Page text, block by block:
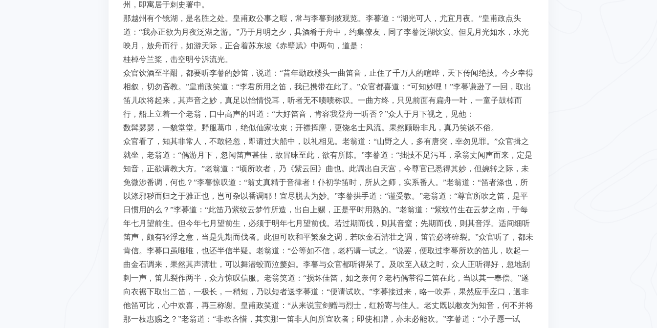
州，即寓居于刺史署中。
那越州有个镜湖，是名胜之处。皇甫政公事之暇，常与李謩到彼观览。李謩道：“湖光可人，尤宜月夜。”皇甫政点头
道：“我亦正欲为月夜泛湖之游。”乃于月明之夕，具酒肴于舟中，约集僚友，同了李謩泛湖饮宴。但见月光如水，水光
映月，放舟而行，如游天际，正合着苏东坡《赤壁赋》中两句，道是：
桂棹兮兰桨，击空明兮泝流光。
众官饮酒至半酣，都要听李謩的妙笛，说道：“昔年勤政楼头一曲笛音，止住了千万人的喧哗，天下传闻绝技。今夕幸得
相叙，切勿吝教。”皇甫政笑道：“李君所用之笛，我已携带在此了。”众官都喜道：“可知妙哩！”李謩谦逊了一回，取出
笛儿吹将起来，其声音之妙，真足以怡情悦耳，听者无不啧啧称叹。一曲方终，只见前面有扁舟一叶，一童子鼓棹而
行，船上立着一个老翁，口中高声的叫道：“大好笛音，肯容我登舟一听否？”众人于月下视之，见他：
数髯瑟瑟，一貌堂堂。野服葛巾，绝似仙家妆束；开襟挥麈，更饶名士风流。果然顾盼非凡，真乃笑谈不俗。
众官看了，知其非常人，不敢轻忽，即请过大船中，以礼相见。老翁道：“山野之人，多有唐突，幸勿见罪。”众官揖之
就坐，老翁道：“偶游月下，忽闻笛声甚佳，故冒昧至此，欲有所陈。”李謩道：“拙技不足污耳，承翁丈闻声而来，定是
知音，正欲请教大方。”老翁道：“顷所吹者，乃《紫云回》曲也。此调出自天宫，今尊官已悉得其妙，但婉转之际，未
免微涉番调，何也？”李謩惊叹道：“翁丈真精于音律者！仆初学笛时，所从之师，实系番人。”老翁道：“笛者涤也，所
以涤邪秽而归之于雅正也，岂可杂以番调耶！宜尽脱去为妙。”李謩拱手道：“谨受教。”老翁道：“尊官所吹之笛，是平
日惯用的么？”李謩道：“此笛乃紫纹云梦竹所造，出自上赐，正是平时用熟的。”老翁道：“紫纹竹生在云梦之南，于每
年七月望前生。但今年七月望前生，必须于明年七月望前伐。若过期而伐，则其音窒；先期而伐，则其音浮。适间细听
笛声，颇有轻浮之意，当是先期而伐者。此但可吹和平繁縻之调，若吹金石清壮之调，笛管必将碎裂。”众官听了，都未
肯信。李謩口虽唯唯，也还半信半疑。老翁道：“公等如不信，老朽请一试之。”说罢，便取过李謩所吹的笛儿，吹起一
曲金石调来，果然其声清壮，可以舞潜蛟而泣嫠妇。李謩与众官都听得呆了。及吹至入破之时，众人正听得好，忽地刮
剌一声，笛儿裂作两半，众方惊叹信服。老翁笑道：“损坏佳笛，如之奈何？老朽偶带得二笛在此，当以其一奉偿。”遂
向衣裾下取出二笛，一极长，一稍短，乃以短者送李謩道：“便请试吹。”李謩接过来，略一吹弄，果然应手应口，迥非
他笛可比，心中欢喜，再三称谢。皇甫政笑道：“从来说宝剑赠与烈士，红粉寄与佳人。老丈既以敝友为知音，何不并将
那一枝惠赐之？”老翁道：“非敢吝惜，其实那一笛非人间所宜吹者；即使相赠，亦未必能吹。”李謩道：“小子愿一试